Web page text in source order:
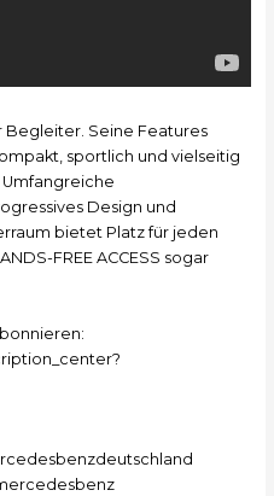
Begleiter. Seine Features
sportlich und vielseitig
Design und
bietet Platz für jeden
FREE ACCESS sogar